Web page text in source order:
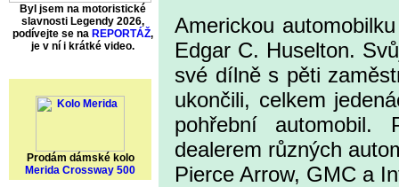
Byl jsem na motoristické
slavnosti Legendy 2026,
podívejte se na REPORTÁŽ,
je v ní i krátké video.
Prodám dámské kolo
Merida Crossway 500
Americkou
Edgar C. Huselton.
své dílně s pěti
ukončili, celkem
pohřební
dealerem různých
Pierce Arrow, GMC a